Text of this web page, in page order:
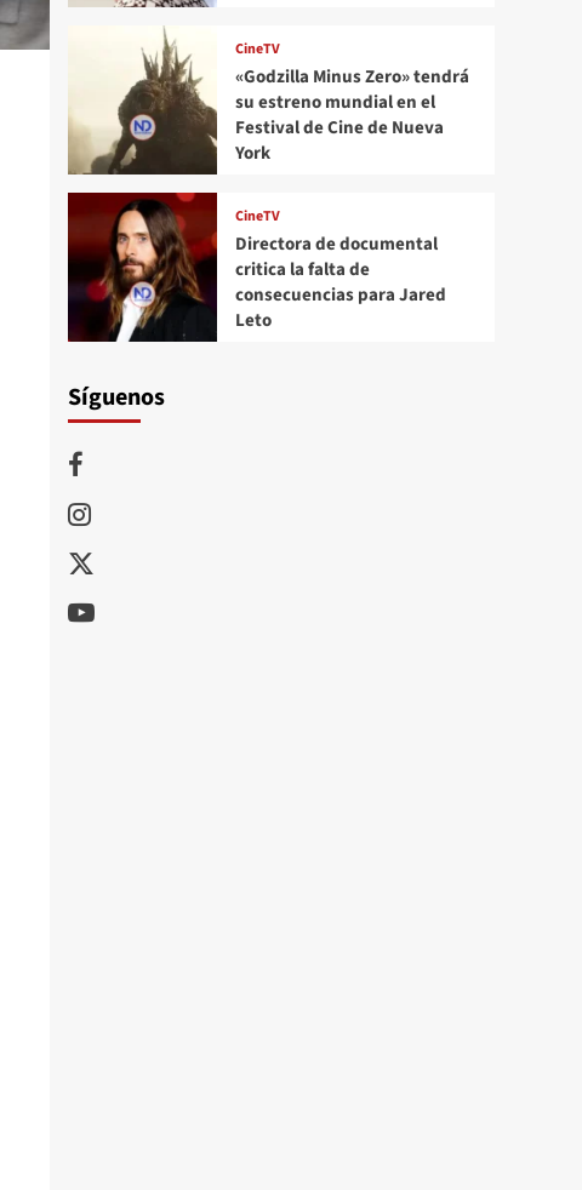
CineTV
«Godzilla Minus Zero» tendrá
su estreno mundial en el
Festival de Cine de Nueva
York
CineTV
Directora de documental
critica la falta de
consecuencias para Jared
Leto
Síguenos